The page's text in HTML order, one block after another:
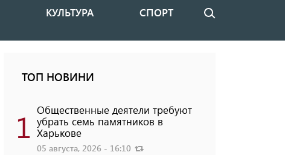
КУЛЬТУРА СПОРТ Поиск
ТОП НОВИНИ
1 Общественные деятели требуют
убрать семь памятников в
Харькове
05 августа, 2026 - 16:10